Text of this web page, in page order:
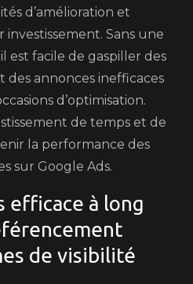
d’amélioration et
Sans une
est facile de gaspiller des
des annonces inefficaces
d’optimisation.
de temps et de
la performance des
sur Google Ads.
efficace à long
de visibilité